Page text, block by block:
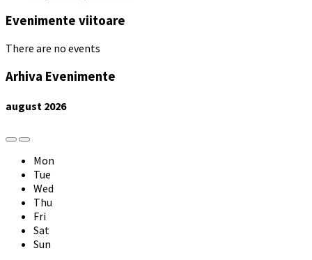
Evenimente viitoare
There are no events
Arhiva Evenimente
august 2026
Previous
Month
Next
Month
Mon
Tue
Wed
Thu
Fri
Sat
Sun